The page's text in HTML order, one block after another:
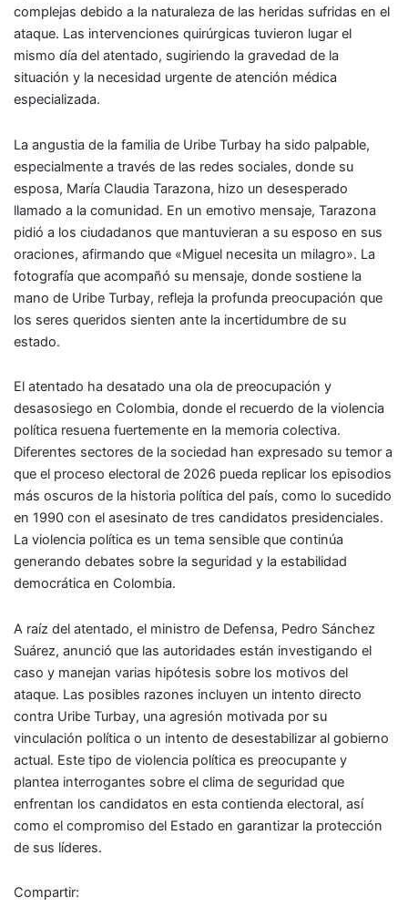
complejas debido a la naturaleza de las heridas sufridas en el
ataque. Las intervenciones quirúrgicas tuvieron lugar el
mismo día del atentado, sugiriendo la gravedad de la
situación y la necesidad urgente de atención médica
especializada.
La angustia de la familia de Uribe Turbay ha sido palpable,
especialmente a través de las redes sociales, donde su
esposa, María Claudia Tarazona, hizo un desesperado
llamado a la comunidad. En un emotivo mensaje, Tarazona
pidió a los ciudadanos que mantuvieran a su esposo en sus
oraciones, afirmando que «Miguel necesita un milagro». La
fotografía que acompañó su mensaje, donde sostiene la
mano de Uribe Turbay, refleja la profunda preocupación que
los seres queridos sienten ante la incertidumbre de su
estado.
El atentado ha desatado una ola de preocupación y
desasosiego en Colombia, donde el recuerdo de la violencia
política resuena fuertemente en la memoria colectiva.
Diferentes sectores de la sociedad han expresado su temor a
que el proceso electoral de 2026 pueda replicar los episodios
más oscuros de la historia política del país, como lo sucedido
en 1990 con el asesinato de tres candidatos presidenciales.
La violencia política es un tema sensible que continúa
generando debates sobre la seguridad y la estabilidad
democrática en Colombia.
A raíz del atentado, el ministro de Defensa, Pedro Sánchez
Suárez, anunció que las autoridades están investigando el
caso y manejan varias hipótesis sobre los motivos del
ataque. Las posibles razones incluyen un intento directo
contra Uribe Turbay, una agresión motivada por su
vinculación política o un intento de desestabilizar al gobierno
actual. Este tipo de violencia política es preocupante y
plantea interrogantes sobre el clima de seguridad que
enfrentan los candidatos en esta contienda electoral, así
como el compromiso del Estado en garantizar la protección
de sus líderes.
Compartir: